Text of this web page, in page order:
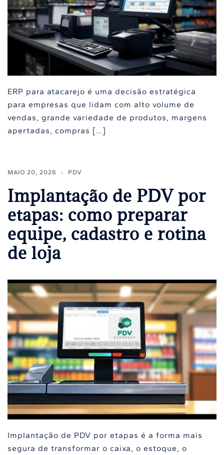
ERP para atacarejo é uma decisão estratégica
para empresas que lidam com alto volume de
vendas, grande variedade de produtos, margens
apertadas, compras […]
MAIO 20, 2026 PDV
Implantação de PDV por
etapas: como preparar
equipe, cadastro e rotina
de loja
Implantação de PDV por etapas é a forma mais
segura de transformar o caixa, o estoque, o